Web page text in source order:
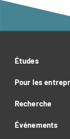
Études
Pour les
Recherche
Événements